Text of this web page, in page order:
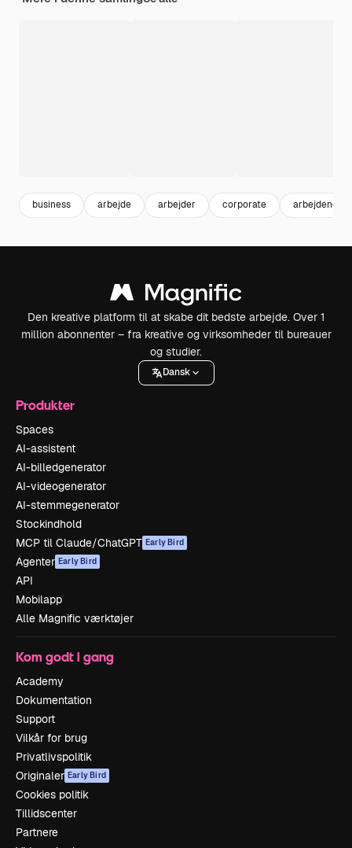
business arbejde arbejder corporate arbejdende
Den kreative platform til at skabe dit bedste arbejde. Over 1
million abonnenter – fra kreative og virksomheder til bureauer
og studier.
Dansk
Produkter
Spaces
AI-assistent
AI-billedgenerator
AI-videogenerator
AI-stemmegenerator
Stockindhold
MCP til Claude/ChatGPT Early Bird
Agenter Early Bird
API
Mobilapp
Alle Magnific værktøjer
Kom godt i gang
Academy
Dokumentation
Support
Vilkår for brug
Privatlivspolitik
Originaler Early Bird
Cookies politik
Tillidscenter
Partnere